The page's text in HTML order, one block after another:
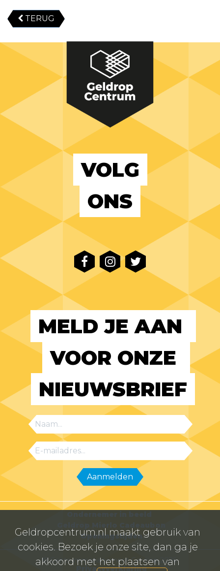
TERUG
VOLG
ONS
MELD JE AAN
VOOR ONZE
NIEUWSBRIEF
Openingstijden
© Centrummanagement Geldrop 2026
Privacyverklaring
Geldropcentrum.nl maakt gebruik van
cookies. Bezoek je onze site, dan ga je
akkoord met het plaatsen van